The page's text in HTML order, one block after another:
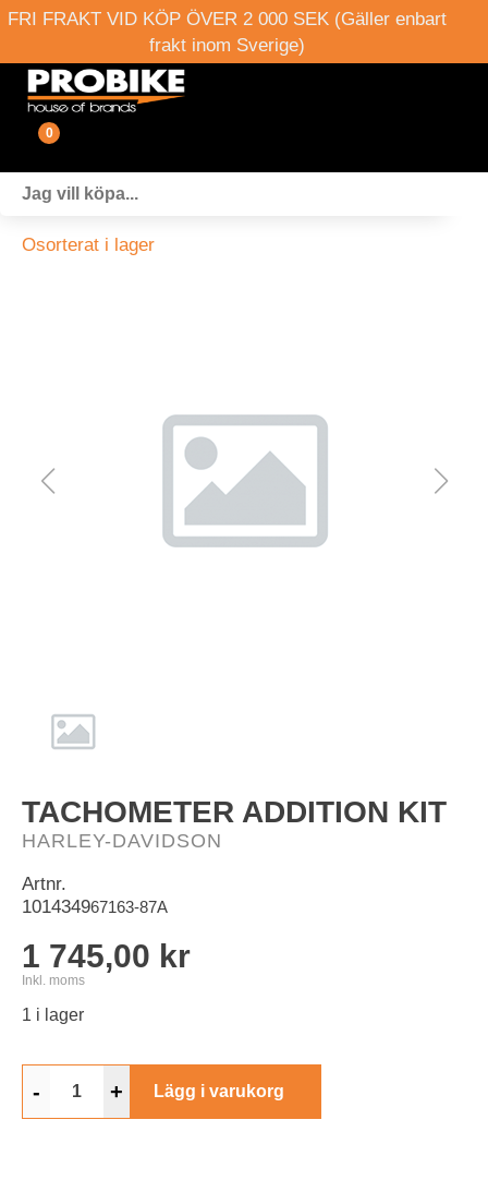
FRI FRAKT VID KÖP ÖVER 2 000 SEK (Gäller enbart
frakt inom Sverige)
0
Om oss
Osorterat i lager
TACHOMETER ADDITION KIT
HARLEY-DAVIDSON
Artnr.
101434967163-87A
1 745,00 kr
Inkl. moms
1 i lager
- + Lägg i varukorg